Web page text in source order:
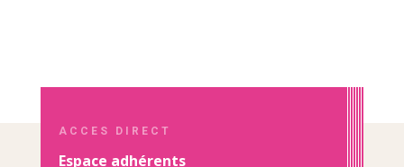
ACCES DIRECT
Espace adhérents